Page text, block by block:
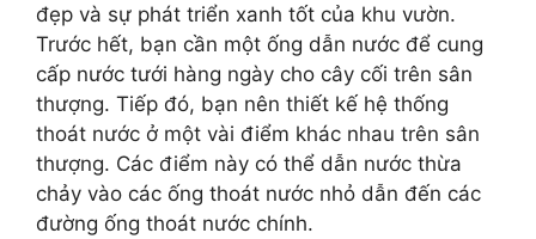
đẹp và sự phát triển xanh tốt của khu vườn.
Trước hết, bạn cần một ống dẫn nước để cung
cấp nước tưới hàng ngày cho cây cối trên sân
thượng. Tiếp đó, bạn nên thiết kế hệ thống
thoát nước ở một vài điểm khác nhau trên sân
thượng. Các điểm này có thể dẫn nước thừa
chảy vào các ống thoát nước nhỏ dẫn đến các
đường ống thoát nước chính.